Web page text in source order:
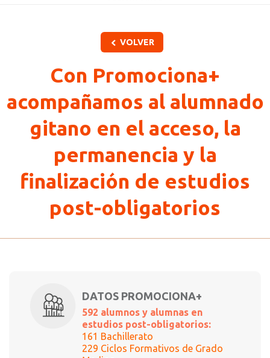
VOLVER
Con Promociona+
acompañamos al alumnado
gitano en el acceso, la
permanencia y la
finalización de estudios
post-obligatorios
DATOS PROMOCIONA+
592 alumnos y alumnas en
estudios post-obligatorios:
161 Bachillerato
229 Ciclos Formativos de Grado